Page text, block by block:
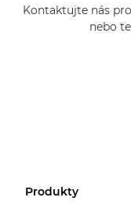
Kontaktujte nás
nebo
Produkty